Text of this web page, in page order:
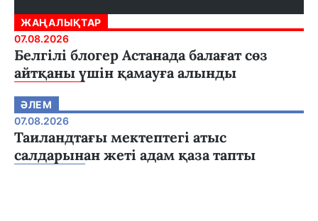
ЖАҢАЛЫҚТАР
07.08.2026
Белгілі блогер Астанада балағат сөз
айтқаны үшін қамауға алынды
ӘЛЕМ
07.08.2026
Таиландтағы мектептегі атыс
салдарынан жеті адам қаза тапты